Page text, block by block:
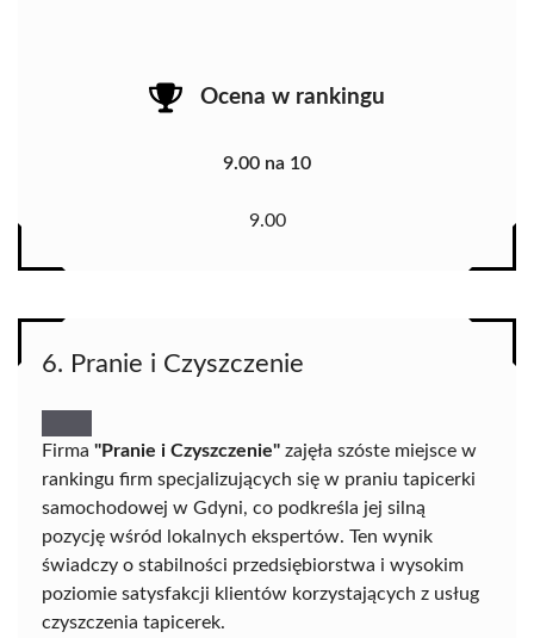
Ocena w rankingu
9.00 na 10
9.00
6. Pranie i Czyszczenie
Firma "Pranie i Czyszczenie" zajęła szóste miejsce w
rankingu firm specjalizujących się w praniu tapicerki
samochodowej w Gdyni, co podkreśla jej silną
pozycję wśród lokalnych ekspertów. Ten wynik
świadczy o stabilności przedsiębiorstwa i wysokim
poziomie satysfakcji klientów korzystających z usług
czyszczenia tapicerek.